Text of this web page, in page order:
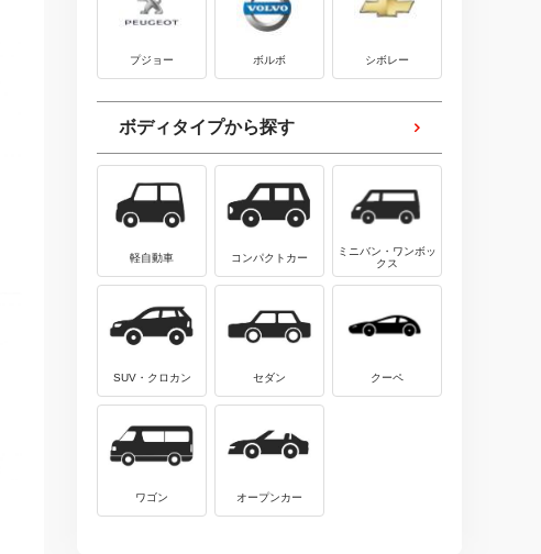
プジョー ボルボ シボレー
ボディタイプから探す
軽自動車 コンパクトカー
ミニバン・ワンボッ
クス
SUV・クロカン セダン クーペ
ワゴン オープンカー